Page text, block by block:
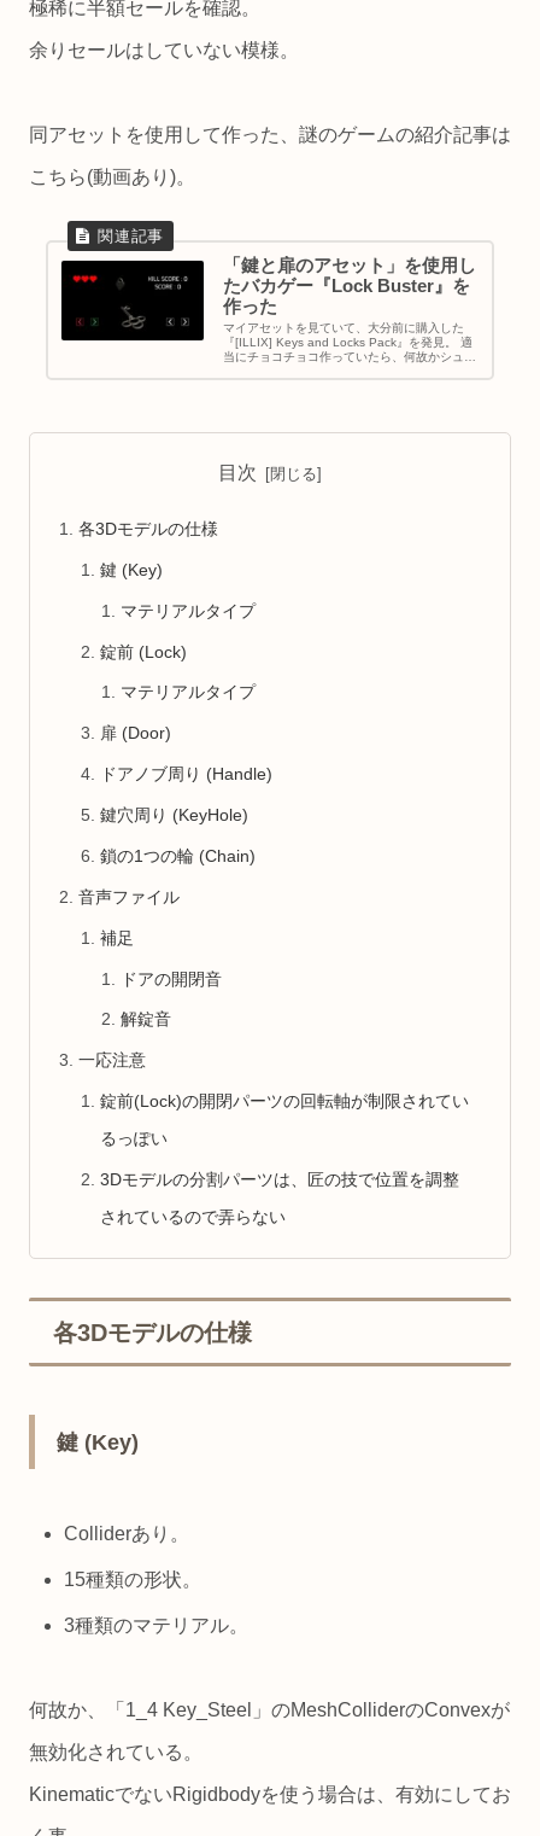
極稀に半額セールを確認。
余りセールはしていない模様。
同アセットを使用して作った、謎のゲームの紹介記事は
こちら(動画あり)。
「鍵と扉のアセット」を使用し
たバカゲー『Lock Buster』を
作った
マイアセットを見ていて、大分前に購入した
『[ILLIX] Keys and Locks Pack』を発見。 適
当にチョコチョコ作っていたら、何故かシュー
目次
各3Dモデルの仕様
鍵 (Key)
マテリアルタイプ
錠前 (Lock)
マテリアルタイプ
扉 (Door)
ドアノブ周り (Handle)
鍵穴周り (KeyHole)
鎖の1つの輪 (Chain)
音声ファイル
補足
ドアの開閉音
解錠音
一応注意
錠前(Lock)の開閉パーツの回転軸が制限されてい
るっぽい
3Dモデルの分割パーツは、匠の技で位置を調整
されているので弄らない
各3Dモデルの仕様
鍵 (Key)
Colliderあり。
15種類の形状。
3種類のマテリアル。
何故か、「1_4 Key_Steel」のMeshColliderのConvexが
無効化されている。
KinematicでないRigidbodyを使う場合は、有効にしてお